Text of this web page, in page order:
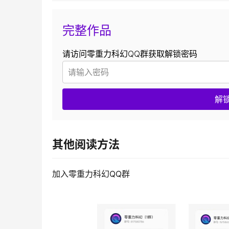
完整作品
请访问零重力科幻QQ群获取解锁密码
解
其他阅读方法
加入零重力科幻QQ群